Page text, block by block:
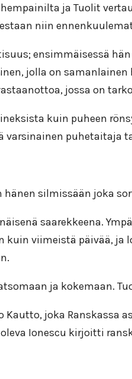
ja Tuolit
niin
ensimmäisessä
jolla on
jossa on
kuin puheen
varsinainen puhetaitaja
hänen silmissään joka
saarekkeena.
kuin viimeistä päivää,
ja kokemaan.
joka Ranskassa
Ionescu kirjoitti